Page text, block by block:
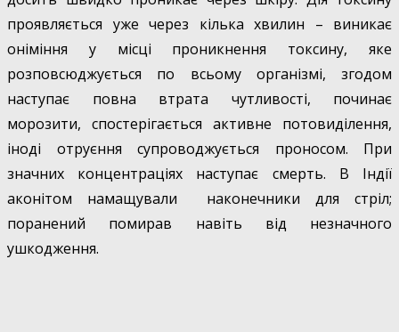
проявляється уже через кілька хвилин – виникає
оніміння у місці проникнення токсину, яке
розповсюджується по всьому організмі, згодом
наступає повна втрата чутливості, починає
морозити, спостерігається активне потовиділення,
іноді отруєння супроводжується проносом. При
значних концентраціях наступає смерть. В Індії
аконітом намащували наконечники для стріл;
поранений помирав навіть від незначного
ушкодження.